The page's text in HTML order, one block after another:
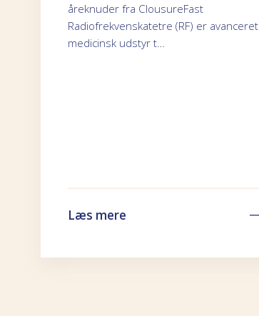
åreknuder fra ClousureFast
Radiofrekvenskatetre (RF) er avanceret
medicinsk udstyr t…
Læs mere